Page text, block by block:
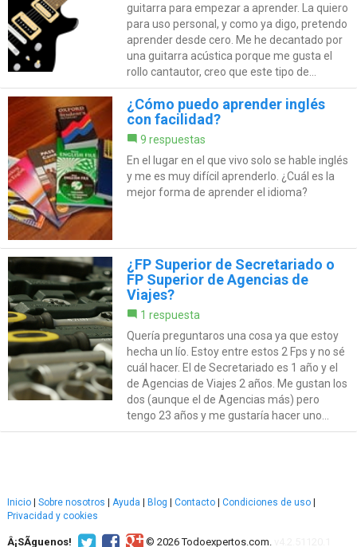
guitarra para empezar a aprender. La quiero
para uso personal, y como ya digo, pretendo
aprender desde cero. Me he decantado por
una guitarra acústica porque me gusta el
rollo cantautor, creo que este tipo de...
¿Cómo puedo aprender inglés
con facilidad?
9 respuestas
En el lugar en el que vivo solo se hable inglés
y me es muy difícil aprenderlo. ¿Cuál es la
mejor forma de aprender el idioma?
¿FP Superior de Secretariado o
FP Superior de Agencias de
Viajes?
1 respuesta
Quería preguntaros una cosa ya que estoy
hecha un lío. Estoy entre estos 2 Fps y no sé
cuál hacer. El de Secretariado es 1 año y el
de Agencias de Viajes 2 años. Me gustan los
dos (aunque el de Agencias más) pero
tengo 23 años y me gustaría hacer uno...
Inicio Sobre nosotros Ayuda Blog Contacto Condiciones de uso
Privacidad y cookies
Â¡SÃ­guenos! © 2026 Todoexpertos.com.